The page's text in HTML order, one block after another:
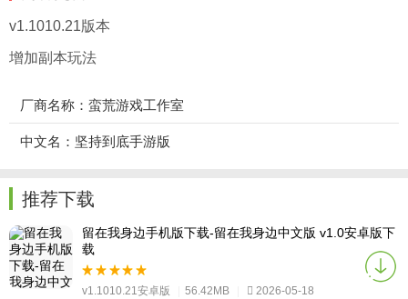
v1.1010.21版本
增加副本玩法
厂商名称：蛮荒游戏工作室
中文名：坚持到底手游版
推荐下载
留在我身边手机版下载-留在我身边中文版 v1.0安卓版下
载
v1.1010.21安卓版 56.42MB 2026-05-18